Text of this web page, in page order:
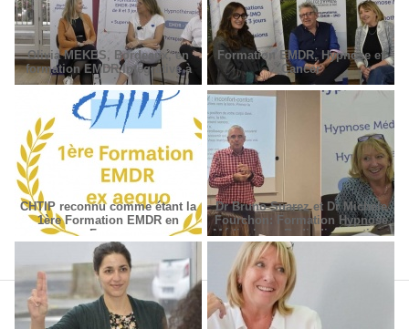
Olivia MEKES, Bordeaux, en
formation EMDR Intégrative à
Paris
Formation EMDR, Hypnose et
Cancer
CHTIP reconnu comme étant la
1ère Formation EMDR en
France
Dr Bruno Suarez et Dr Michèle
Fourchon: Formation Hypnose
Médicale en Radiodiagnostic et
Radiothérapie.